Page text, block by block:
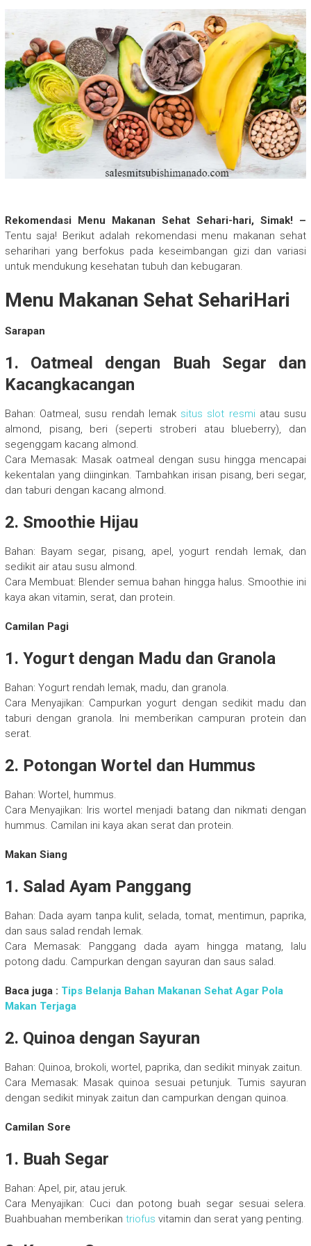
Rekomendasi Menu Makanan Sehat Sehari-hari, Simak! –
Tentu saja! Berikut adalah rekomendasi menu makanan sehat
seharihari yang berfokus pada keseimbangan gizi dan variasi
untuk mendukung kesehatan tubuh dan kebugaran.
Menu Makanan Sehat SehariHari
Sarapan
1. Oatmeal dengan Buah Segar dan
Kacangkacangan
Bahan: Oatmeal, susu rendah lemak situs slot resmiatau susu
almond, pisang, beri (seperti stroberi atau blueberry), dan
segenggam kacang almond.
Cara Memasak: Masak oatmeal dengan susu hingga mencapai
kekentalan yang diinginkan. Tambahkan irisan pisang, beri segar,
dan taburi dengan kacang almond.
2. Smoothie Hijau
Bahan: Bayam segar, pisang, apel, yogurt rendah lemak, dan
sedikit air atau susu almond.
Cara Membuat: Blender semua bahan hingga halus. Smoothie ini
kaya akan vitamin, serat, dan protein.
Camilan Pagi
1. Yogurt dengan Madu dan Granola
Bahan: Yogurt rendah lemak, madu, dan granola.
Cara Menyajikan: Campurkan yogurt dengan sedikit madu dan
taburi dengan granola. Ini memberikan campuran protein dan
serat.
2. Potongan Wortel dan Hummus
Bahan: Wortel, hummus.
Cara Menyajikan: Iris wortel menjadi batang dan nikmati dengan
hummus. Camilan ini kaya akan serat dan protein.
Makan Siang
1. Salad Ayam Panggang
Bahan: Dada ayam tanpa kulit, selada, tomat, mentimun, paprika,
dan saus salad rendah lemak.
Cara Memasak: Panggang dada ayam hingga matang, lalu
potong dadu. Campurkan dengan sayuran dan saus salad.
Baca juga : Tips Belanja Bahan Makanan Sehat Agar Pola
Makan Terjaga
2. Quinoa dengan Sayuran
Bahan: Quinoa, brokoli, wortel, paprika, dan sedikit minyak zaitun.
Cara Memasak: Masak quinoa sesuai petunjuk. Tumis sayuran
dengan sedikit minyak zaitun dan campurkan dengan quinoa.
Camilan Sore
1. Buah Segar
Bahan: Apel, pir, atau jeruk.
Cara Menyajikan: Cuci dan potong buah segar sesuai selera.
Buahbuahan memberikan triofus vitamin dan serat yang penting.